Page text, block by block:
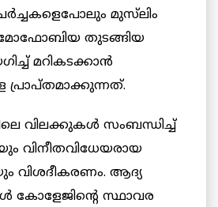
മുസ്‌ലിം
തുടങ്ങിയ
മറികടക്കാന്‍
പ്രാപ്തമാക്കുന്നത്.
വിലക്കുകള്‍ സംബന്ധിച്ച്
വിനീതവിധേയരായ
വിശദീകരണം. ആദ്യ
കോളേജിന്റെ സ്ഥാവര